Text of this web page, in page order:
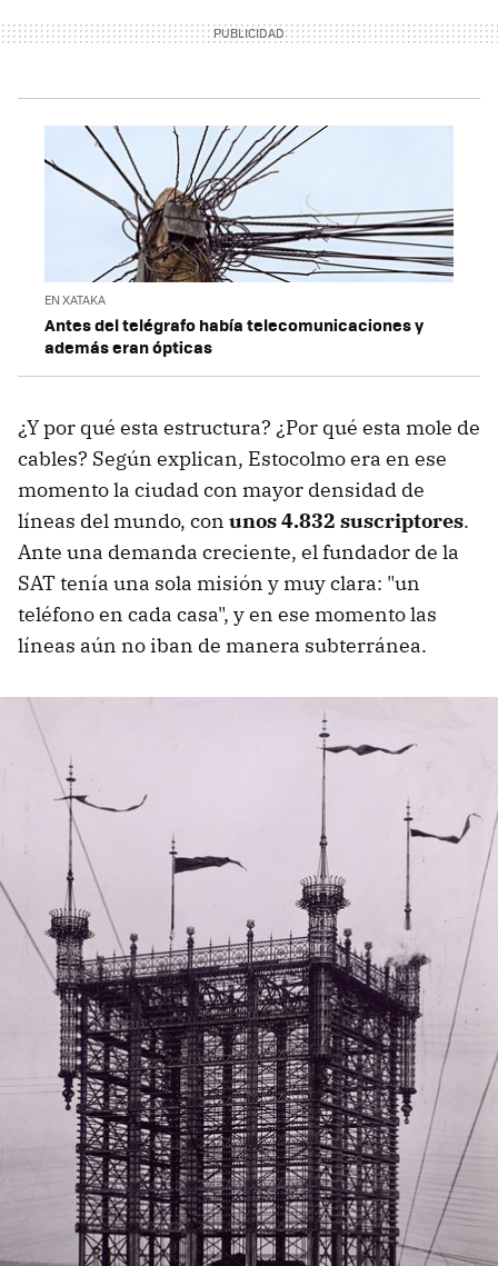
EN XATAKA
Antes del telégrafo había telecomunicaciones y
además eran ópticas
¿Y por qué esta estructura? ¿Por qué esta mole de
cables? Según explican, Estocolmo era en ese
momento la ciudad con mayor densidad de
líneas del mundo, con unos 4.832 suscriptores.
Ante una demanda creciente, el fundador de la
SAT tenía una sola misión y muy clara: "un
teléfono en cada casa", y en ese momento las
líneas aún no iban de manera subterránea.